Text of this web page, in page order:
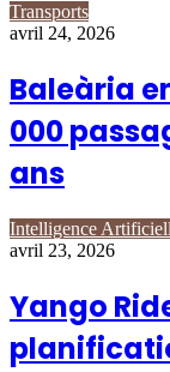
Transports
avril 24, 2026
Baleària
000
ans
Intelligence
avril 23, 2026
Yango